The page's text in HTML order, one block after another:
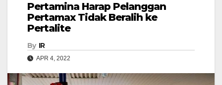
Pertamina Harap Pelanggan
Pertamax Tidak Beralih ke
Pertalite
By IR
APR 4, 2022